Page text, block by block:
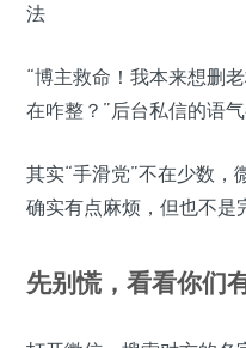
法
“博主救命！我本来想删
在咋整？”后台私信的语气
其实“手滑党”不在少数，
确实有点麻烦，但也不是
先别慌，看看你们